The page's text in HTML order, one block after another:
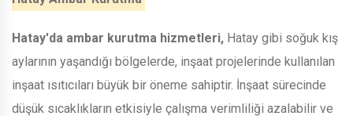
Hatay'da ambar kurutma hizmetleri, Hatay gibi soğuk kış
aylarının yaşandığı bölgelerde, inşaat projelerinde kullanılan
inşaat ısıtıcıları büyük bir öneme sahiptir. İnşaat sürecinde
düşük sıcaklıkların etkisiyle çalışma verimliliği azalabilir ve